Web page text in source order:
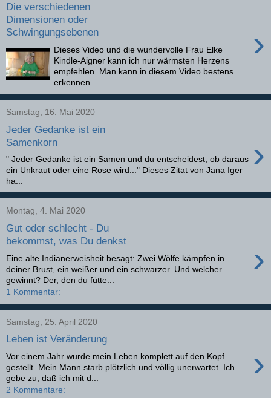
Die verschiedenen
Dimensionen oder
Schwingungsebenen
›
Dieses Video und die wundervolle Frau Elke
Kindle-Aigner kann ich nur wärmsten Herzens
empfehlen. Man kann in diesem Video bestens
erkennen...
Samstag, 16. Mai 2020
Jeder Gedanke ist ein
Samenkorn
›
" Jeder Gedanke ist ein Samen und du entscheidest, ob daraus
ein Unkraut oder eine Rose wird..." Dieses Zitat von Jana Iger
ha...
Montag, 4. Mai 2020
Gut oder schlecht - Du
bekommst, was Du denkst
›
Eine alte Indianerweisheit besagt: Zwei Wölfe kämpfen in
deiner Brust, ein weißer und ein schwarzer. Und welcher
gewinnt? Der, den du fütte...
1 Kommentar:
Samstag, 25. April 2020
Leben ist Veränderung
›
Vor einem Jahr wurde mein Leben komplett auf den Kopf
gestellt. Mein Mann starb plötzlich und völlig unerwartet. Ich
gebe zu, daß ich mit d...
2 Kommentare: